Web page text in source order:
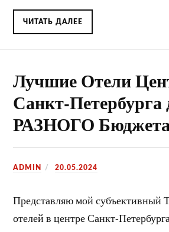
ЧИТАТЬ ДАЛЕЕ
Лучшие Отели
Санкт-Петербурга
РАЗНОГО
ADMIN 20.05.2024
Представляю мой
отелей в центре Санкт-